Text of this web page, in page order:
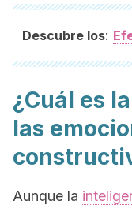
Descubre los:
¿Cuál es
las
Aunque la